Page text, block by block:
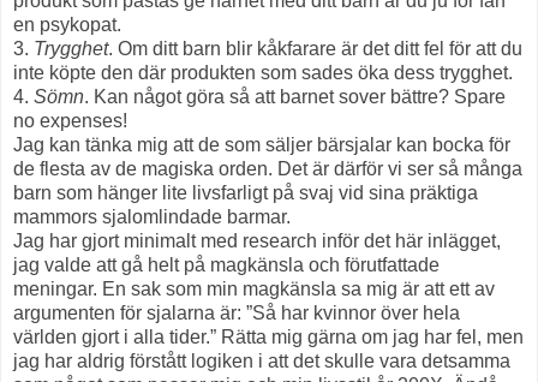
en psykopat.
3. Trygghet. Om ditt barn blir kåkfarare är det ditt fel för att du
inte köpte den där produkten som sades öka dess trygghet.
4. Sömn. Kan något göra så att barnet sover bättre? Spare
no expenses!
Jag kan tänka mig att de som säljer bärsjalar kan bocka för
de flesta av de magiska orden. Det är därför vi ser så många
barn som hänger lite livsfarligt på svaj vid sina präktiga
mammors sjalomlindade barmar.
Jag har gjort minimalt med research inför det här inlägget,
jag valde att gå helt på magkänsla och förutfattade
meningar. En sak som min magkänsla sa mig är att ett av
argumenten för sjalarna är: ”Så har kvinnor över hela
världen gjort i alla tider.” Rätta mig gärna om jag har fel, men
jag har aldrig förstått logiken i att det skulle vara detsamma